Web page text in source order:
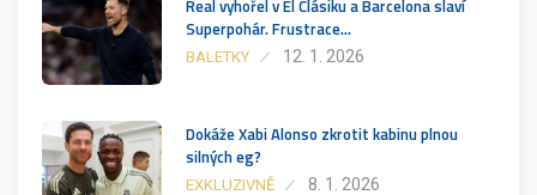
Real vyhořel v El Clásiku a Barcelona slaví
Superpohár. Frustrace…
BALETKY 12. 1. 2026
Dokáže Xabi Alonso zkrotit kabinu plnou
silných eg?
EXKLUZIVNĚ 8. 1. 2026